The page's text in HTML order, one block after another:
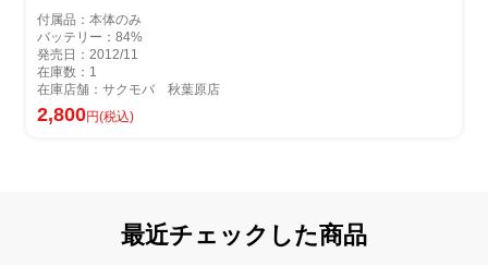
付属品：本体のみ
バッテリー：84%
発売日：2012/11
在庫数：1
在庫店舗：サクモバ 秋葉原店
2,800円(税込)
最近チェックした商品